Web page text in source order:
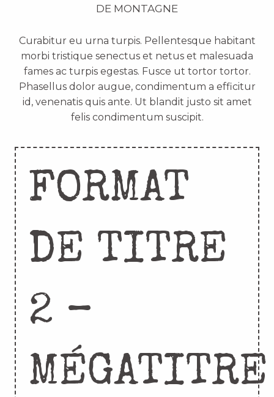
DE MONTAGNE
Curabitur eu urna turpis. Pellentesque habitant
morbi tristique senectus et netus et malesuada
fames ac turpis egestas. Fusce ut tortor tortor.
Phasellus dolor augue, condimentum a efficitur
id, venenatis quis ante. Ut blandit justo sit amet
felis condimentum suscipit.
FORMAT
DE TITRE
2 –
MÉGATITRE